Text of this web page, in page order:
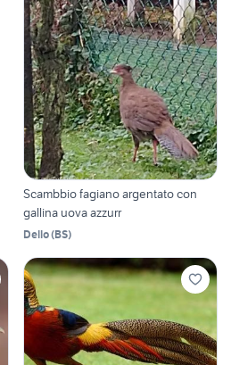
Scambbio fagiano argentato con
gallina uova azzurr
Dello(BS)